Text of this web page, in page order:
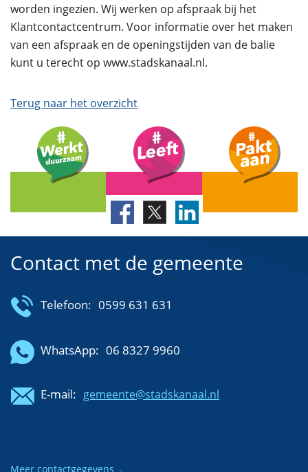
worden ingezien. Wij werken op afspraak bij het
Klantcontactcentrum. Voor informatie over het maken
van een afspraak en de openingstijden van de balie
kunt u terecht op www.stadskanaal.nl.
Terug naar het overzicht
Contact met de gemeente
Telefoon: 0599 631 631
WhatsApp: 06 8327 9960
E-mail: gemeente@stadskanaal.nl
Meer contactgegevens